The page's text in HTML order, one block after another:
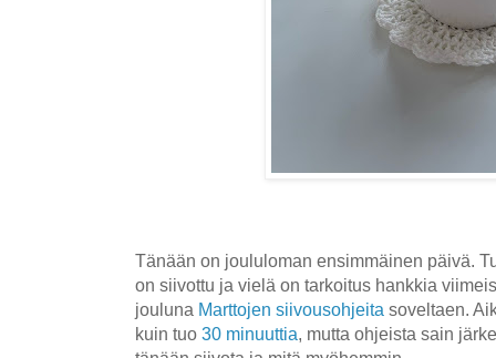
Tänään on joululoman ensimmäinen päivä.
on siivottu ja vielä on tarkoitus hankkia
jouluna Marttojen siivousohjeita soveltaen.
kuin tuo 30 minuuttia, mutta ohjeista sain